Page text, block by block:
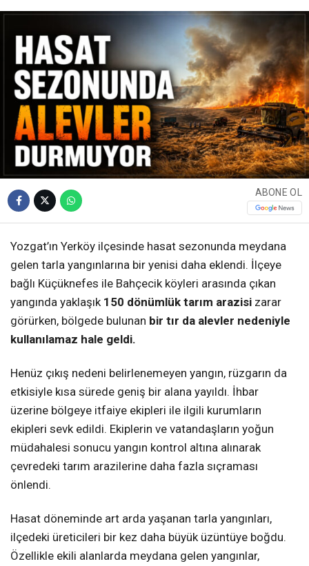
ABONE OL
Yozgat’ın Yerköy ilçesinde hasat sezonunda meydana
gelen tarla yangınlarına bir yenisi daha eklendi. İlçeye
bağlı Küçüknefes ile Bahçecik köyleri arasında çıkan
yangında yaklaşık 150 dönümlük tarım arazisi zarar
görürken, bölgede bulunan bir tır da alevler nedeniyle
kullanılamaz hale geldi.
Henüz çıkış nedeni belirlenemeyen yangın, rüzgarın da
etkisiyle kısa sürede geniş bir alana yayıldı. İhbar
üzerine bölgeye itfaiye ekipleri ile ilgili kurumların
ekipleri sevk edildi. Ekiplerin ve vatandaşların yoğun
müdahalesi sonucu yangın kontrol altına alınarak
çevredeki tarım arazilerine daha fazla sıçraması
önlendi.
Hasat döneminde art arda yaşanan tarla yangınları,
ilçedeki üreticileri bir kez daha büyük üzüntüye boğdu.
Özellikle ekili alanlarda meydana gelen yangınlar,